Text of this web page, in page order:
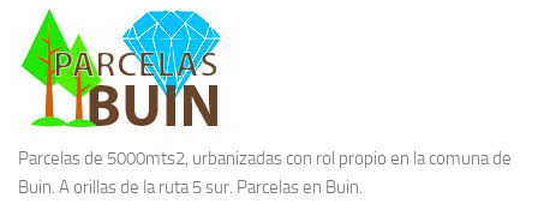
Parcelas de 5000mts2, urbanizadas con rol propio en la comuna de
Buin. A orillas de la ruta 5 sur. Parcelas en Buin.